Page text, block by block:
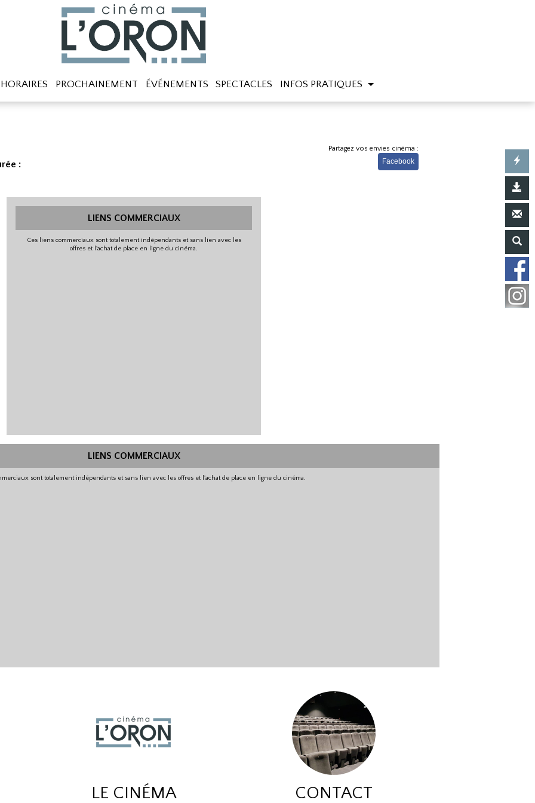
HORAIRES PROCHAINEMENT ÉVÉNEMENTS SPECTACLES INFOS PRATIQUES
:
Partagez vos envies cinéma :
Facebook
LIENS COMMERCIAUX
Ces liens commerciaux sont totalement indépendants et sans lien avec les
offres et l'achat de place en ligne du cinéma.
LIENS COMMERCIAUX
sont totalement indépendants et sans lien avec les offres et l'achat de place en ligne du cinéma.
LE CINÉMA CONTACT